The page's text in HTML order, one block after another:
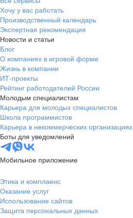
Хочу у вас работать
Производственный календарь
Экспертная рекомендация
Новости и статьи
Блог
О компаниях в игровой форме
Жизнь в компании
ИТ-проекты
Рейтинг работодателей России
Молодым специалистам
Карьера для молодых специалистов
Школа программистов
Карьера в некоммерческих организациях
Боты для уведомлений
Мобильное приложение
Этика и комплаенс
Оказание услуг
Использование сайтов
Защита персональных данных